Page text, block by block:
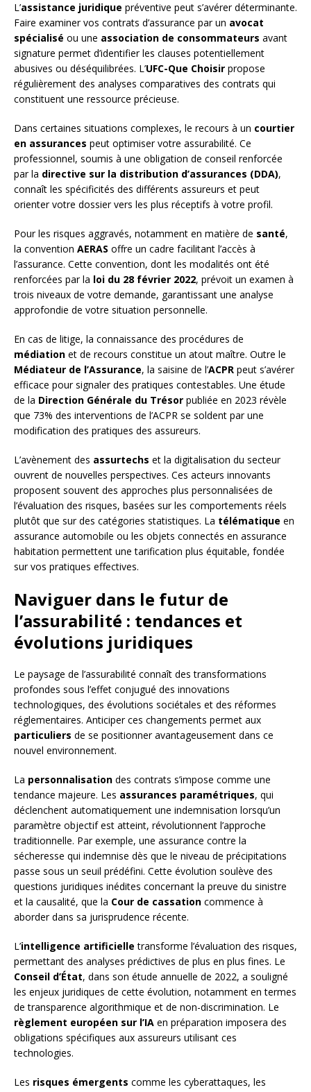
L’assistance juridique préventive peut s’avérer déterminante.
Faire examiner vos contrats d’assurance par un avocat
spécialisé ou une association de consommateurs avant
signature permet d’identifier les clauses potentiellement
abusives ou déséquilibrées. L’UFC-Que Choisir propose
régulièrement des analyses comparatives des contrats qui
constituent une ressource précieuse.
Dans certaines situations complexes, le recours à un courtier
en assurances peut optimiser votre assurabilité. Ce
professionnel, soumis à une obligation de conseil renforcée
par la directive sur la distribution d’assurances (DDA),
connaît les spécificités des différents assureurs et peut
orienter votre dossier vers les plus réceptifs à votre profil.
Pour les risques aggravés, notamment en matière de santé,
la convention AERAS offre un cadre facilitant l’accès à
l’assurance. Cette convention, dont les modalités ont été
renforcées par la loi du 28 février 2022, prévoit un examen à
trois niveaux de votre demande, garantissant une analyse
approfondie de votre situation personnelle.
En cas de litige, la connaissance des procédures de
médiation et de recours constitue un atout maître. Outre le
Médiateur de l’Assurance, la saisine de l’ACPR peut s’avérer
efficace pour signaler des pratiques contestables. Une étude
de la Direction Générale du Trésor publiée en 2023 révèle
que 73% des interventions de l’ACPR se soldent par une
modification des pratiques des assureurs.
L’avènement des assurtechs et la digitalisation du secteur
ouvrent de nouvelles perspectives. Ces acteurs innovants
proposent souvent des approches plus personnalisées de
l’évaluation des risques, basées sur les comportements réels
plutôt que sur des catégories statistiques. La télématique en
assurance automobile ou les objets connectés en assurance
habitation permettent une tarification plus équitable, fondée
sur vos pratiques effectives.
Naviguer dans le futur de
l’assurabilité : tendances et
évolutions juridiques
Le paysage de l’assurabilité connaît des transformations
profondes sous l’effet conjugué des innovations
technologiques, des évolutions sociétales et des réformes
réglementaires. Anticiper ces changements permet aux
particuliers de se positionner avantageusement dans ce
nouvel environnement.
La personnalisation des contrats s’impose comme une
tendance majeure. Les assurances paramétriques, qui
déclenchent automatiquement une indemnisation lorsqu’un
paramètre objectif est atteint, révolutionnent l’approche
traditionnelle. Par exemple, une assurance contre la
sécheresse qui indemnise dès que le niveau de précipitations
passe sous un seuil prédéfini. Cette évolution soulève des
questions juridiques inédites concernant la preuve du sinistre
et la causalité, que la Cour de cassation commence à
aborder dans sa jurisprudence récente.
L’intelligence artificielle transforme l’évaluation des risques,
permettant des analyses prédictives de plus en plus fines. Le
Conseil d’État, dans son étude annuelle de 2022, a souligné
les enjeux juridiques de cette évolution, notamment en termes
de transparence algorithmique et de non-discrimination. Le
règlement européen sur l’IA en préparation imposera des
obligations spécifiques aux assureurs utilisant ces
technologies.
Les risques émergents comme les cyberattaques, les